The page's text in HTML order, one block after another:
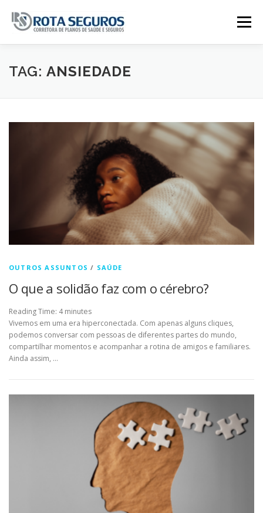
Menu
Página Principal Planos
TAG: ANSIEDADE
OUTROS ASSUNTOS / SAÚDE
O que a solidão faz com o cérebro?
Reading Time: 4 minutes
Vivemos em uma era hiperconectada. Com apenas alguns cliques,
podemos conversar com pessoas de diferentes partes do mundo,
compartilhar momentos e acompanhar a rotina de amigos e familiares.
Ainda assim, …